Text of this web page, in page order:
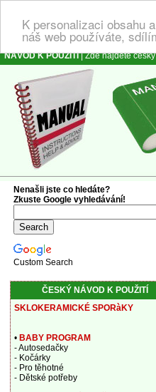
K personalizaci obsahu
náš web používáte,
NÁVOD K POUŽITÍ| Zde najdete
Nenašli jste co hledáte?
Zkuste Google vyhledávání!
Custom Search
ČESKÝ NÁVOD K POUŽITÍ
SKLOKERAMICKÉ SPORàKY
• BABY PROGRAM
- Autosedačky
- Kočárky
- Pro těhotné
- Dětské potřeby